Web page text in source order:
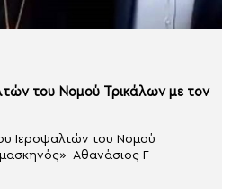
του Νομού Τρικάλων με τον
Ιεροψαλτών του Νομού
Αθανάσιος Γ